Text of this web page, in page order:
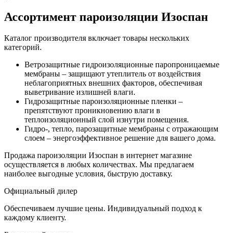
Ассортимент пароизоляции Изоспан
Каталог производителя включает товары нескольких
категорий.
Ветрозащитные гидроизоляционные паропроницаемые
мембраны – защищают утеплитель от воздействия
неблагоприятных внешних факторов, обеспечивая
выветривание излишней влаги.
Гидрозащитные пароизоляционные пленки –
препятствуют проникновению влаги в
теплоизоляционный слой изнутри помещения.
Гидро-, тепло, парозащитные мембраны с отражающим
слоем – энергоэффективное решение для вашего дома.
Продажа пароизоляции Изоспан в интернет магазине
осуществляется в любых количествах. Мы предлагаем
наиболее выгодные условия, быструю доставку.
Официальный дилер
Обеспечиваем лучшие цены. Индивидуальный подход к
каждому клиенту.